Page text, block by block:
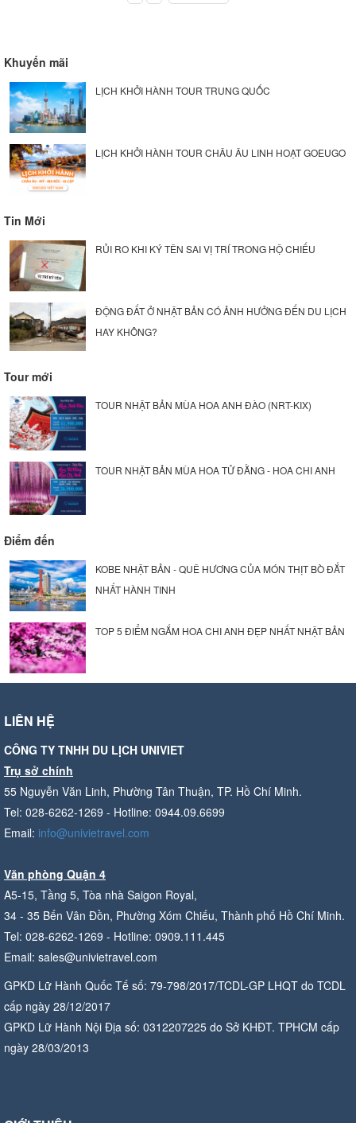
Khuyến mãi
LỊCH KHỞI HÀNH TOUR TRUNG QUỐC
LỊCH KHỞI HÀNH TOUR CHÂU ÂU LINH HOẠT GOEUGO
Tin Mới
RỦI RO KHI KÝ TÊN SAI VỊ TRÍ TRONG HỘ CHIẾU
ĐỘNG ĐẤT Ở NHẬT BẢN CÓ ẢNH HƯỞNG ĐẾN DU LỊCH
HAY KHÔNG?
Tour mới
TOUR NHẬT BẢN MÙA HOA ANH ĐÀO (NRT-KIX)
TOUR NHẬT BẢN MÙA HOA TỬ ĐẰNG - HOA CHI ANH
Điểm đến
KOBE NHẬT BẢN - QUÊ HƯƠNG CỦA MÓN THỊT BÒ ĐẮT
NHẤT HÀNH TINH
TOP 5 ĐIỂM NGẮM HOA CHI ANH ĐẸP NHẤT NHẬT BẢN
LIÊN HỆ
CÔNG TY TNHH DU LỊCH UNIVIET
Trụ sở chính
55 Nguyễn Văn Linh, Phường Tân Thuận, TP. Hồ Chí Minh.
Tel: 028-6262-1269 - Hotline: 0944.09.6699
Email: info@univietravel.com
Văn phòng Quận 4
A5-15, Tầng 5, Tòa nhà Saigon Royal,
34 - 35 Bến Vân Đồn, Phường Xóm Chiếu, Thành phố Hồ Chí Minh.
Tel: 028-6262-1269 - Hotline: 0909.111.445
Email: sales@univietravel.com
GPKD Lữ Hành Quốc Tế số: 79-798/2017/TCDL-GP LHQT do TCDL
cấp ngày 28/12/2017
GPKD Lữ Hành Nội Địa số: 0312207225 do Sở KHĐT. TPHCM cấp
ngày 28/03/2013